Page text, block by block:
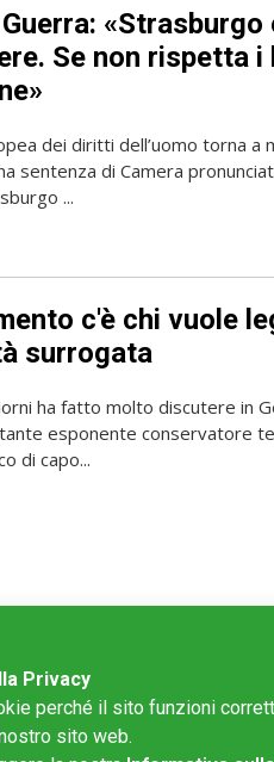
«Strasburgo
Se non rispetta
dei diritti dell’uomo torna a
sentenza di Camera
...
c'è chi vuole
surrogata
ha fatto molto discutere in
esponente conservatore
di capo...
Privacy
perché il sito funzioni
sito web.